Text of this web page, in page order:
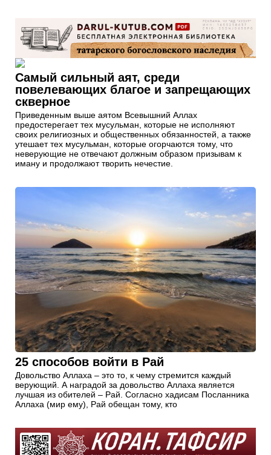
Самый сильный аят, среди
повелевающих благое и запрещающих
скверное
Приведенным выше аятом Всевышний Аллах
предостерегает тех мусульман, которые не исполняют
своих религиозных и общественных обязанностей, а также
утешает тех мусульман, которые огорчаются тому, что
неверующие не отвечают должным образом призывам к
иману и продолжают творить нечестие.
25 способов войти в Рай
Довольство Аллаха – это то, к чему стремится каждый
верующий. А наградой за довольство Аллаха является
лучшая из обителей – Рай. Согласно хадисам Посланника
Аллаха (мир ему), Рай обещан тому, кто